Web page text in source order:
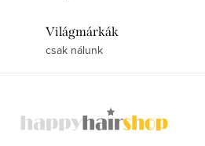
Világmárkák
csak nálunk